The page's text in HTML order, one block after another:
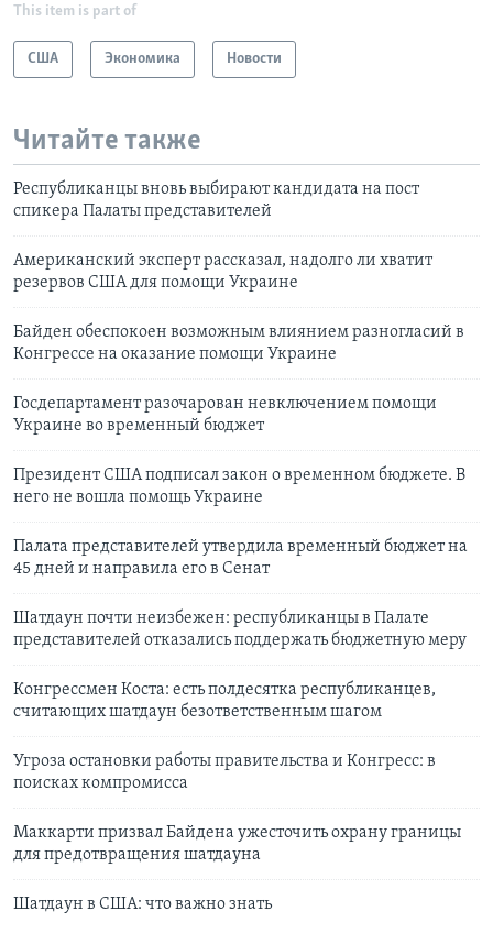
This item is part of
США Экономика Новости
Читайте также
Республиканцы вновь выбирают кандидата на пост
спикера Палаты представителей
Американский эксперт рассказал, надолго ли хватит
резервов США для помощи Украине
Байден обеспокоен возможным влиянием разногласий в
Конгрессе на оказание помощи Украине
Госдепартамент разочарован невключением помощи
Украине во временный бюджет
Президент США подписал закон о временном бюджете. В
него не вошла помощь Украине
Палата представителей утвердила временный бюджет на
45 дней и направила его в Сенат
Шатдаун почти неизбежен: республиканцы в Палате
представителей отказались поддержать бюджетную меру
Конгрессмен Коста: есть полдесятка республиканцев,
считающих шатдаун безответственным шагом
Угроза остановки работы правительства и Конгресс: в
поисках компромисса
Маккарти призвал Байдена ужесточить охрану границы
для предотвращения шатдауна
Шатдаун в США: что важно знать